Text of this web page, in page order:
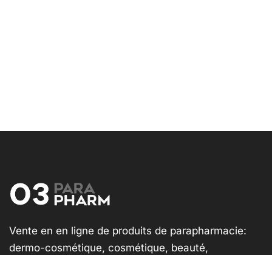
Vente en en ligne de produits de parapharmacie:
dermo-cosmétique, cosmétique, beauté,